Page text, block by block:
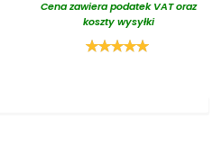
Cena zawiera podatek VAT oraz
koszty wysyłki
Ocena: